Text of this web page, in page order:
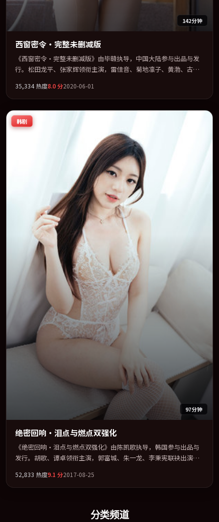
142分钟
西窗密令·完整未删减版
《西窗密令·完整未删减版》由毕赣执导，中国大陆参与出品与发
行。松田龙平、张家辉领衔主演，雷佳音、菊地凛子、黄渤、古天
「剧情」类型为骨架，在叙事、表演与视听上力求统一。定于
2020-05-24 在内地院线及主流平台同步亮相，2020 年度话题片中口
碑稳健，适合喜欢强情节与人物弧光的观众完整观看。
35,334热度8.0分2020-06-01
韩剧
97分钟
绝密回响·泪点与燃点双强化
《绝密回响·泪点与燃点双强化》由陈凯歌执导，韩国参与出品与
发行。胡歌、谭卓领衔主演，郭富城、朱一龙、李秉宪联袂出演。
骨架，在叙事、表演与视听上力求统一。定于 2017-03-04 在内地院
线及主流平台同步亮相，2017 年度话题片中口碑稳健，适合喜欢强
52,833 热度9.1 分2017-08-25
分类频道